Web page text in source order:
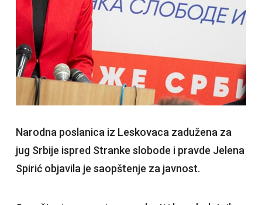
Narodna poslanica iz Leskovaca zadužena za
jug Srbije ispred Stranke slobode i pravde Jelena
Spirić objavila je saopštenje za javnost.